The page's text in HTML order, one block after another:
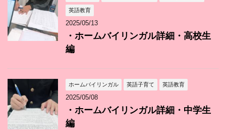
英語教育
2025/05/13
・ホームバイリンガル詳細・高校生
編
ホームバイリンガル 英語子育て 英語教育
2025/05/08
・ホームバイリンガル詳細・中学生
編